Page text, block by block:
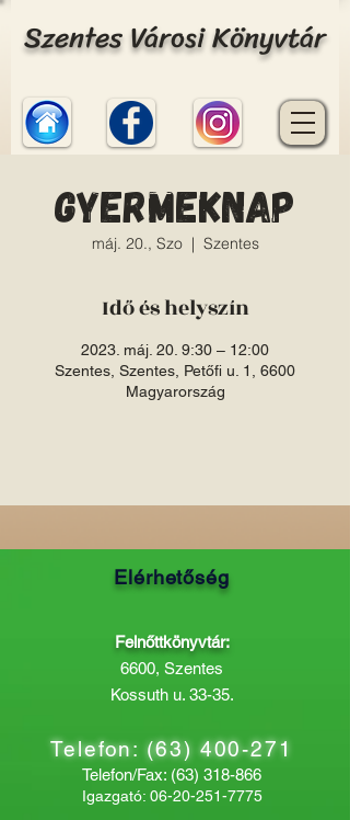
Szentes Városi Könyvtár
Gyermeknap
máj. 20., Szo
  |
Szentes
Idő és helyszín
2023. máj. 20. 9:30 – 12:00
Szentes, Szentes, Petőfi u. 1, 6600
Magyarország
Elérhetőség
Felnőttkönyvtár:
6600, Szentes
Kossuth u. 33-35.
Telefon:(63) 400-271
Telefon/Fax: (63) 318-866
Igazgató: 06-20-251-7775